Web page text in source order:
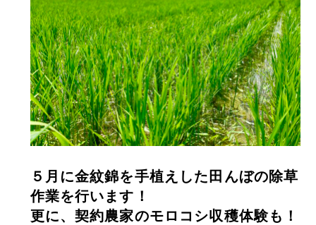
５月に金紋錦を手植えした田んぼの除草
作業を行います！
更に、契約農家のモロコシ収穫体験も！